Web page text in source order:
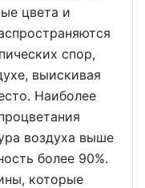
цвета и
спор,
выискивая
Наиболее
воздуха выше
более 90%.
которые